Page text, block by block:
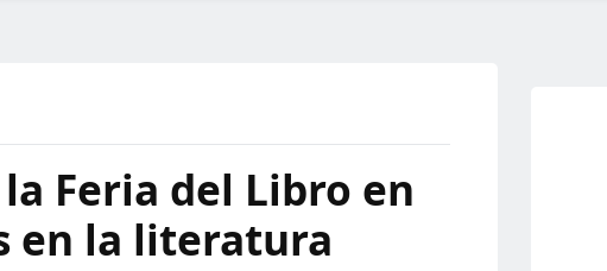
Feria del Libro en
en la literatura